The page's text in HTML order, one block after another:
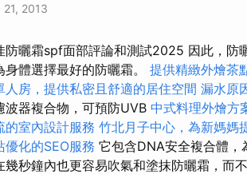
21, 2013
防曬霜spf面部評論和測試2025 因此，防
身體選擇最好的防曬霜。 提供精緻外燴茶
人房，提供私密且舒適的居住空間 漏水原
波器複合物，可預防UVB 中式料理外燴方
的室內設計服務 竹北月子中心，為新媽媽
優化的SEO服務 它包含DNA安全複合體，
幾秒鐘內也更容易吹氣和塗抹防曬霜，而